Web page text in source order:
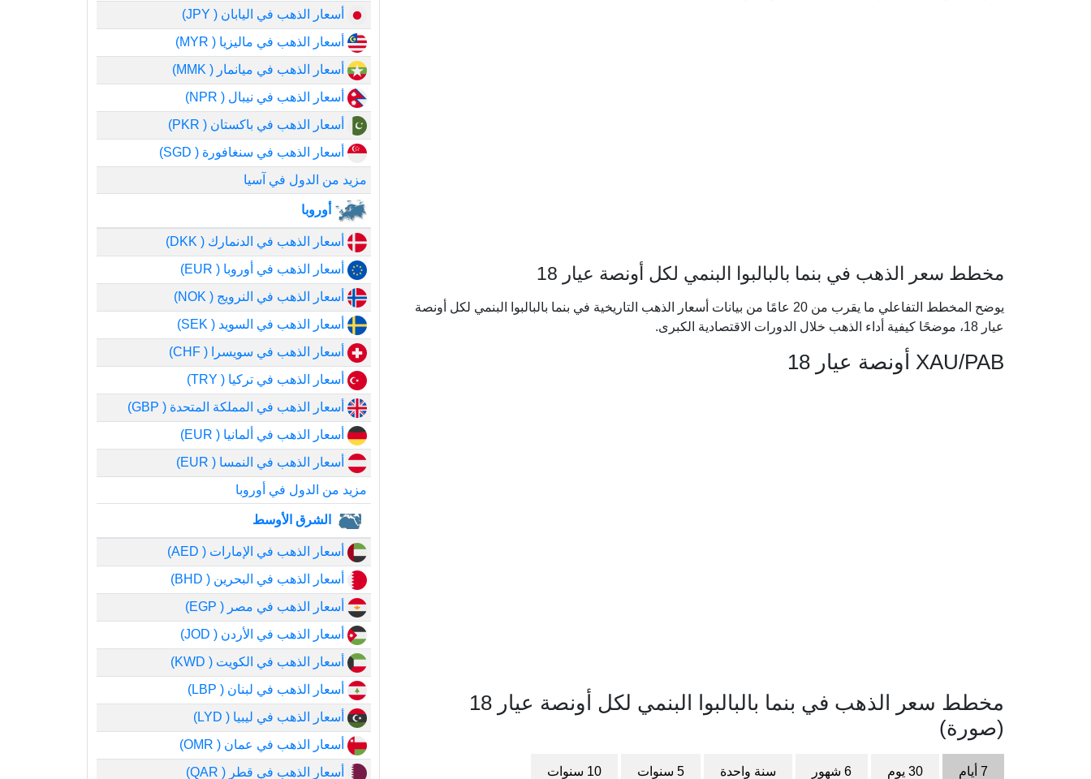
مخطط سعر الذهب في بنما بالبالبوا البنمي لكل أونصة عيار 18
يوضح المخطط التفاعلي ما يقرب من 20 عامًا من بيانات أسعار الذهب التاريخية في بنما بالبالبوا البنمي لكل أونصة
عيار 18، موضحًا كيفية أداء الذهب خلال الدورات الاقتصادية الكبرى.
XAU/PAB أونصة عيار 18
مخطط سعر الذهب في بنما بالبالبوا البنمي لكل أونصة عيار 18
(صورة)
7 أيام 30 يوم 6 شهور سنة واحدة 5 سنوات 10 سنوات
أسعار الذهب في اليابان ( JPY)
أسعار الذهب في ماليزيا ( MYR)
أسعار الذهب في ميانمار ( MMK)
أسعار الذهب في نيبال ( NPR)
أسعار الذهب في باكستان ( PKR)
أسعار الذهب في سنغافورة ( SGD)
مزيد من الدول في آسيا
أوروبا
أسعار الذهب في الدنمارك ( DKK)
أسعار الذهب في أوروبا ( EUR)
أسعار الذهب في النرويج ( NOK)
أسعار الذهب في السويد ( SEK)
أسعار الذهب في سويسرا ( CHF)
أسعار الذهب في تركيا ( TRY)
أسعار الذهب في المملكة المتحدة ( GBP)
أسعار الذهب في ألمانيا ( EUR)
أسعار الذهب في النمسا ( EUR)
مزيد من الدول في أوروبا
الشرق الأوسط
أسعار الذهب في الإمارات ( AED)
أسعار الذهب في البحرين ( BHD)
أسعار الذهب في مصر ( EGP)
أسعار الذهب في الأردن ( JOD)
أسعار الذهب في الكويت ( KWD)
أسعار الذهب في لبنان ( LBP)
أسعار الذهب في ليبيا ( LYD)
أسعار الذهب في عمان ( OMR)
أسعار الذهب في قطر ( QAR)